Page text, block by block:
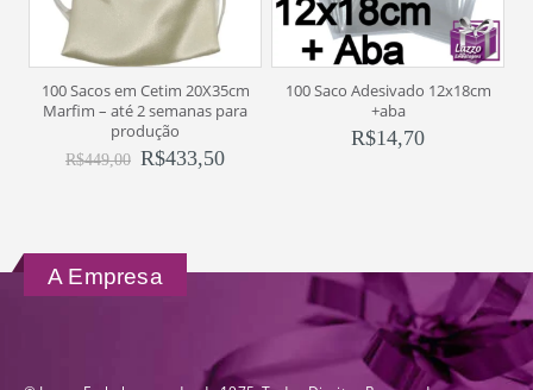
100 Sacos em Cetim 20X35cm
Marfim – até 2 semanas para
produção
R$449,00 R$433,50
100 Saco Adesivado 12x18cm
+aba
R$14,70
A Empresa